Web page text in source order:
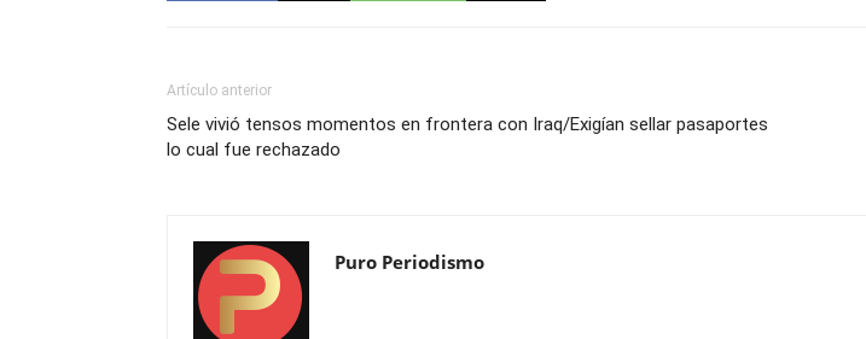
Artículo anterior
Sele vivió tensos momentos en frontera con Iraq/Exigían sellar pasaportes
lo cual fue rechazado
Puro Periodismo